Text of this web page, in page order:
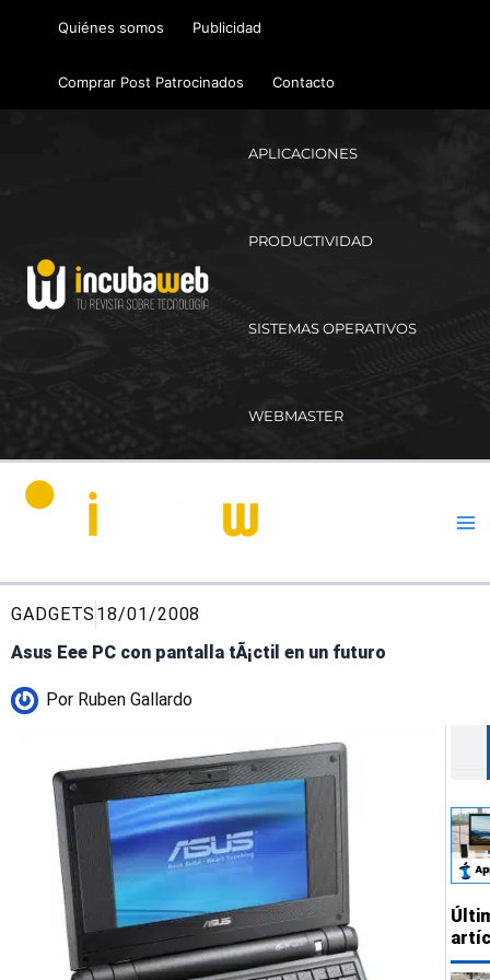
Quiénes somos Publicidad
Comprar Post Patrocinados Contacto
APLICACIONES
PRODUCTIVIDAD
SISTEMAS OPERATIVOS
WEBMASTER
GADGETS 18/01/2008
Asus Eee PC con pantalla tÃ¡ctil en un futuro
Por Ruben Gallardo